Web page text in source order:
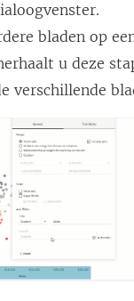
bladen op
u deze
verschillende